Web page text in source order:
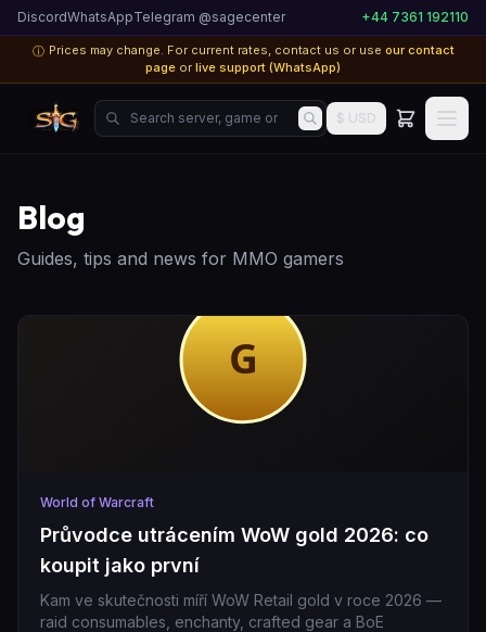
DiscordWhatsAppTelegram @sagecenter +44 7361 192110
ⓘ Prices may change. For current rates, contact us or use our contact
page or live support (WhatsApp)
Search server, game or product...
$ USD
Blog
Guides, tips and news for MMO gamers
World of Warcraft
Průvodce utrácením WoW gold 2026: co
koupit jako první
Kam ve skutečnosti míří WoW Retail gold v roce 2026 —
raid consumables, enchanty, crafted gear a BoE